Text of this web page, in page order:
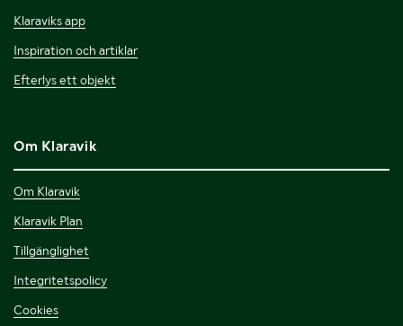
Klaraviks app
Inspiration och artiklar
Efterlys ett objekt
Om Klaravik
Om Klaravik
Klaravik Plan
Tillgänglighet
Integritetspolicy
Cookies